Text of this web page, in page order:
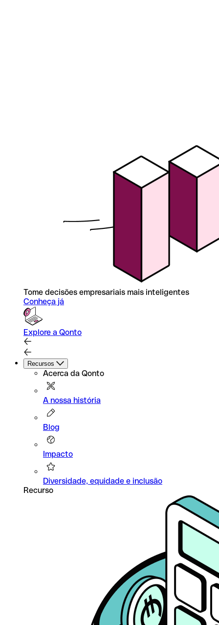
Tome decisões empresariais mais inteligentes
Conheça já
Explore a Qonto
Recursos
Acerca da Qonto
A nossa história
Blog
Impacto
Diversidade, equidade e inclusão
Recurso